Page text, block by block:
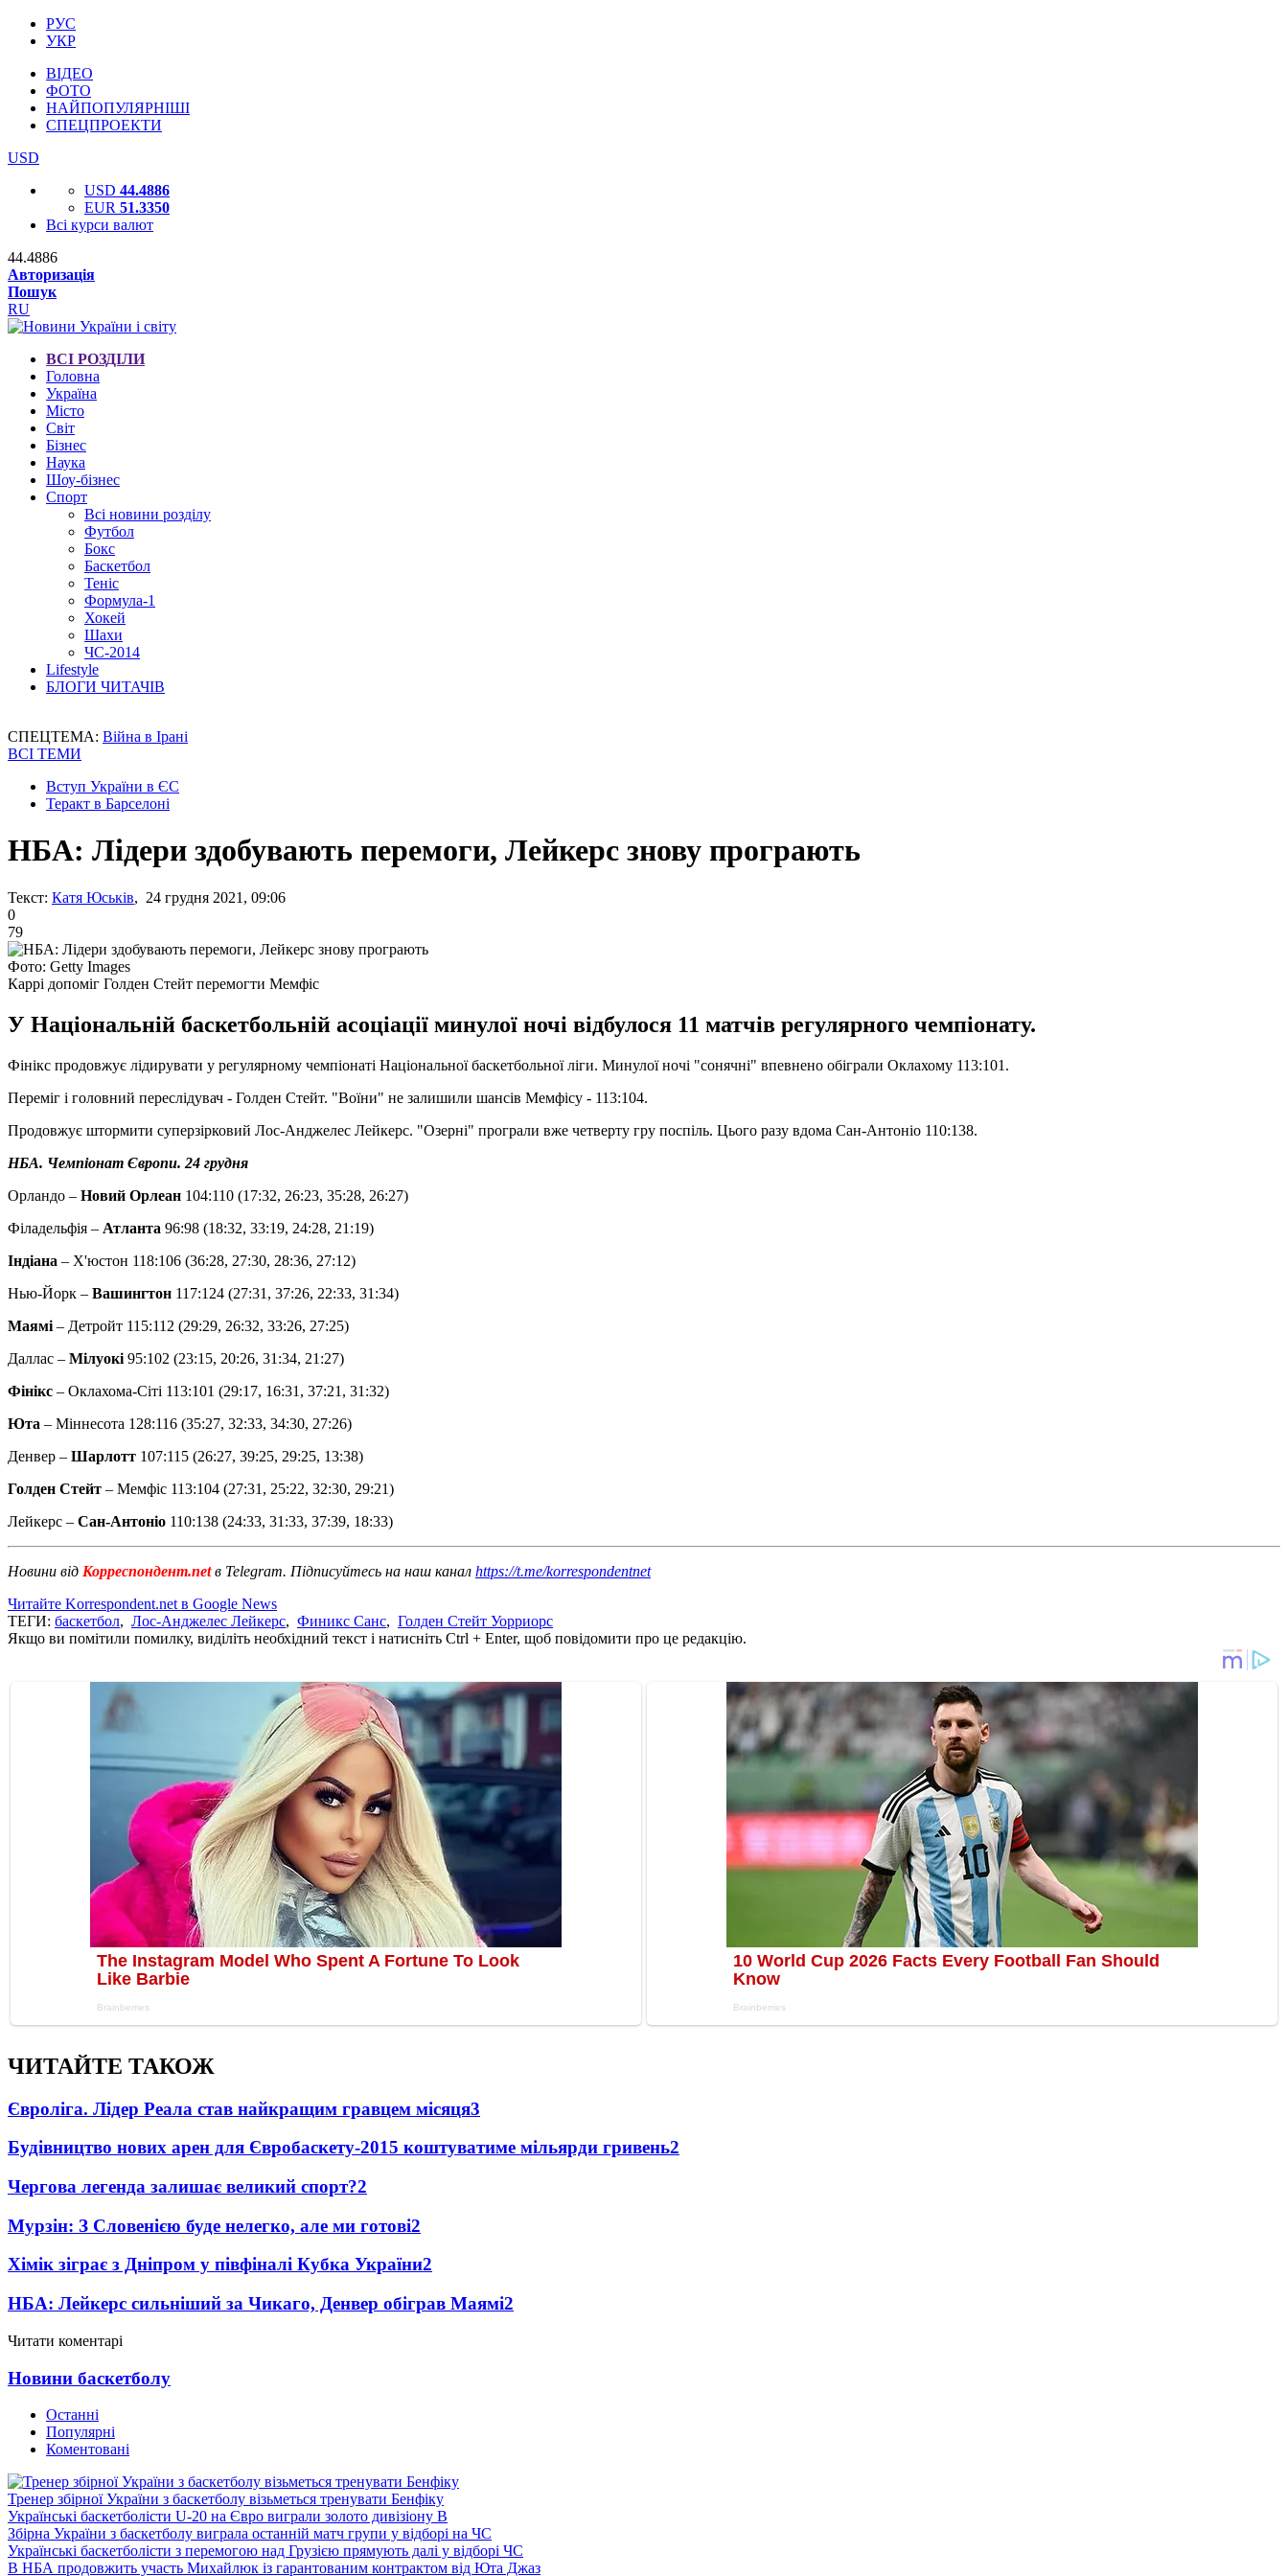
РУС
УКР
ВІДЕО
ФОТО
НАЙПОПУЛЯРНІШІ
СПЕЦПРОЕКТИ
USD
USD 44.4886
EUR 51.3350
Всі курси валют
44.4886
Авторизація
Пошук
RU
ВСІ РОЗДІЛИ
Головна
Україна
Місто
Світ
Бізнес
Наука
Шоу-бізнес
Спорт
Всі новини розділу
Футбол
Бокс
Баскетбол
Теніс
Формула-1
Хокей
Шахи
ЧС-2014
Lifestyle
БЛОГИ ЧИТАЧІВ
СПЕЦТЕМА: Війна в Ірані
ВСІ ТЕМИ
Вступ України в ЄС
Теракт в Барселоні
НБА: Лідери здобувають перемоги, Лейкерс знову програють
Текст: Катя Юськів, 24 грудня 2021, 09:06
0
79
Фото: Getty Images
Каррі допоміг Голден Стейт перемогти Мемфіс
У Національній баскетбольній асоціації минулої ночі відбулося 11 матчів регулярного чемпіонату.
Фінікс продовжує лідирувати у регулярному чемпіонаті Національної баскетбольної ліги. Минулої ночі "сонячні" впевнено обіграли Оклахому 113:101.
Переміг і головний переслідувач - Голден Стейт. "Воїни" не залишили шансів Мемфісу - 113:104.
Продовжує штормити суперзірковий Лос-Анджелес Лейкерс. "Озерні" програли вже четверту гру поспіль. Цього разу вдома Сан-Антоніо 110:138.
НБА. Чемпіонат Європи. 24 грудня
Орландо – Новий Орлеан 104:110 (17:32, 26:23, 35:28, 26:27)
Філадельфія – Атланта 96:98 (18:32, 33:19, 24:28, 21:19)
Індіана – Х'юстон 118:106 (36:28, 27:30, 28:36, 27:12)
Нью-Йорк – Вашингтон 117:124 (27:31, 37:26, 22:33, 31:34)
Маямі – Детройт 115:112 (29:29, 26:32, 33:26, 27:25)
Даллас – Мілуокі 95:102 (23:15, 20:26, 31:34, 21:27)
Фінікс – Оклахома-Сіті 113:101 (29:17, 16:31, 37:21, 31:32)
Юта – Міннесота 128:116 (35:27, 32:33, 34:30, 27:26)
Денвер – Шарлотт 107:115 (26:27, 39:25, 29:25, 13:38)
Голден Стейт – Мемфіс 113:104 (27:31, 25:22, 32:30, 29:21)
Лейкерс – Сан-Антоніо 110:138 (24:33, 31:33, 37:39, 18:33)
Новини від Корреспондент.netв Telegram. Підписуйтесь на наш канал https://t.me/korrespondentnet
Читайте Korrespondent.net в Google News
ТЕГИ: баскетбол, Лос-Анджелес Лейкерс, Финикс Санс, Голден Стейт Уорриорс
Якщо ви помітили помилку, виділіть необхідний текст і натисніть Ctrl + Enter, щоб повідомити про це редакцію.
ЧИТАЙТЕ ТАКОЖ
Євроліга. Лідер Реала став найкращим гравцем місяця3
Будівництво нових арен для Євробаскету-2015 коштуватиме мільярди гривень2
Чергова легенда залишає великий спорт?2
Мурзін: З Словенією буде нелегко, але ми готові2
Хімік зіграє з Дніпром у півфіналі Кубка України2
НБА: Лейкерс сильніший за Чикаго, Денвер обіграв Маямі2
Читати коментарі
Новини баскетболу
Останні
Популярні
Коментовані
Тренер збірної України з баскетболу візьметься тренувати Бенфіку
Українські баскетболісти U-20 на Євро виграли золото дивізіону В
Збірна України з баскетболу виграла останній матч групи у відборі на ЧС
Українські баскетболісти з перемогою над Грузією прямують далі у відборі ЧС
В НБА продовжить участь Михайлюк із гарантованим контрактом від Юта Джаз